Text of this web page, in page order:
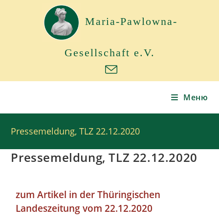
Maria-Pawlowna-
Gesellschaft e.V.
Меню
Pressemeldung, TLZ 22.12.2020
Pressemeldung, TLZ 22.12.2020
zum Artikel in der Thüringischen
Landeszeitung vom 22.12.2020